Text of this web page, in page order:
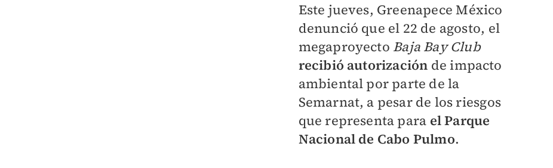
Este jueves, Greenapece México
denunció que el 22 de agosto, el
megaproyecto Baja Bay Club
recibió autorización de impacto
ambiental por parte de la
Semarnat, a pesar de los riesgos
que representa para el Parque
Nacional de Cabo Pulmo.